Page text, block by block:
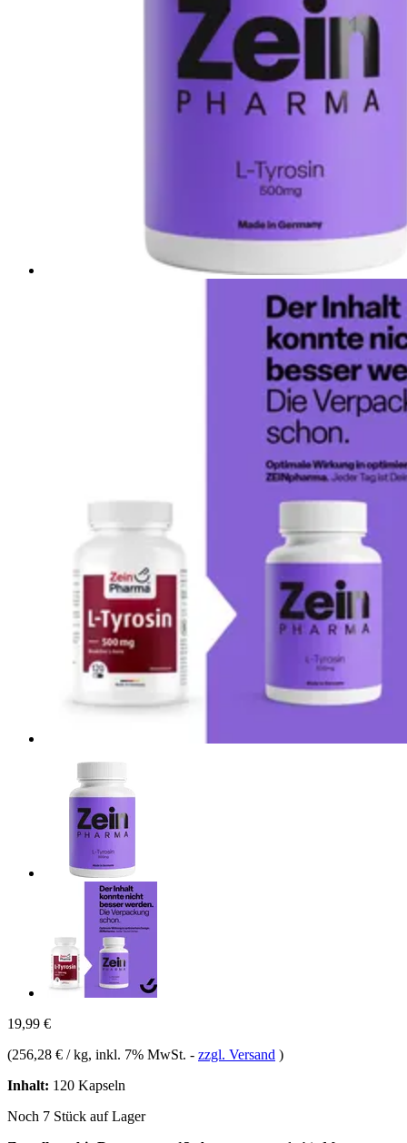
19,99 €
(256,28 € / kg, inkl. 7% MwSt. - zzgl. Versand )
Inhalt: 120 Kapseln
Noch 7 Stück auf Lager